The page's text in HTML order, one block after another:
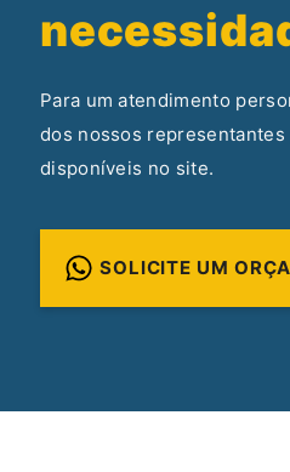
Para um atendimento
dos nossos
disponíveis no site.
SOLICITE UM